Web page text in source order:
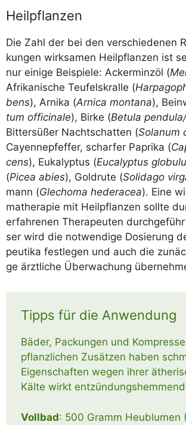
Heilpflanzen
Die Zahl der bei den ver­schie­de­nen
kun­gen wirk­sa­men Heil­pflan­zen ist
nur eini­ge Bei­spie­le: Acker­minz­öl (
Afri­ka­ni­sche Teu­fels­kral­le (
bens), Arni­ka (Arni­ca mon­ta­na),
tum offi­ci­na­le), Bir­ke (Betu­la
Bit­ter­sü­ßer Nacht­schat­ten (Sola­n­um
Cayenne­pfef­fer, schar­fer Papri­ka (
cens), Euka­lyp­tus (Euca­lyp­tus
(Picea abies), Gold­ru­te (Soli­da­go
mann (Gle­cho­ma hederacea). Eine
ma­the­ra­pie mit Heil­pflan­zen soll­te
erfah­re­nen The­ra­peu­ten
ser wird die not­wen­di­ge Dosie­rung
peu­ti­ka fest­le­gen und auch die
ge ärzt­li­che Über­wa­chung
Tipps für die Anwendung
Bäder, Packun­gen und
pflanz­li­chen Zusät­zen haben
Eigen­schaf­ten wegen ihrer
Käl­te wirkt
Voll­bad: 500 Gramm Heu­blu­men